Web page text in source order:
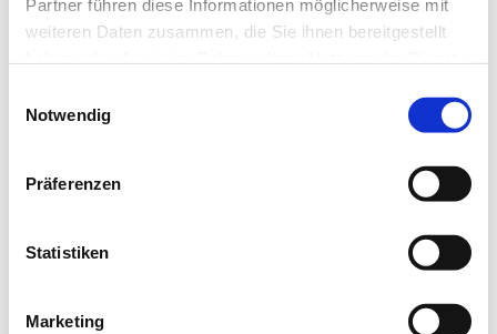
Partner führen diese Informationen möglicherweise mit
weiteren Daten zusammen, die Sie ihnen bereitgestellt
Notwendig
Präferenzen
Statistiken
Marketing
loadingjobninja.com
for more